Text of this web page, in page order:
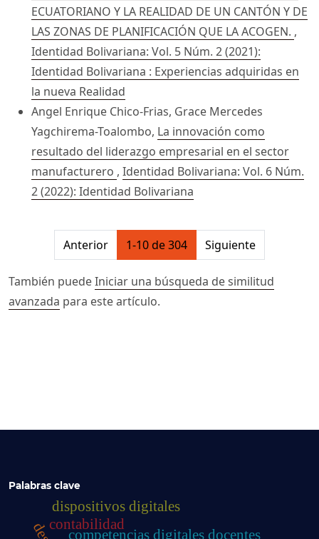
ECUATORIANO Y LA REALIDAD DE UN CANTÓN Y DE
LAS ZONAS DE PLANIFICACIÓN QUE LA ACOGEN. ,
Identidad Bolivariana: Vol. 5 Núm. 2 (2021):
Identidad Bolivariana : Experiencias adquiridas en
la nueva Realidad
Angel Enrique Chico-Frias, Grace Mercedes
Yagchirema-Toalombo, La innovación como
resultado del liderazgo empresarial en el sector
manufacturero , Identidad Bolivariana: Vol. 6 Núm.
2 (2022): Identidad Bolivariana
##issue.pagination##
Anterior 1-10 de 304 Siguiente
También puedeIniciar una búsqueda de similitud
avanzada para este artículo.
Palabras clave
competencias digitales docentes
contabilidad
dispositivos digitales